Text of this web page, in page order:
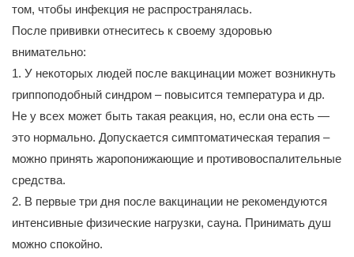
том, чтобы инфекция не распространялась.
После прививки отнеситесь к своему здоровью
внимательно:
1. У некоторых людей после вакцинации может возникнуть
гриппоподобный синдром – повысится температура и др.
Не у всех может быть такая реакция, но, если она есть —
это нормально. Допускается симптоматическая терапия –
можно принять жаропонижающие и противовоспалительные
средства.
2. В первые три дня после вакцинации не рекомендуются
интенсивные физические нагрузки, сауна. Принимать душ
можно спокойно.